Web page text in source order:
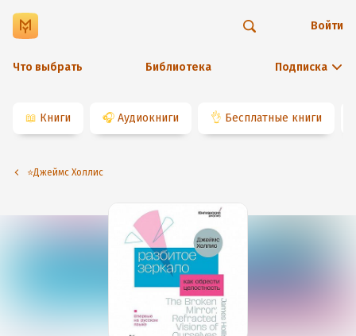
Что выбрать Библиотека Подписка
Войти
📖 Книги 🎧 Аудиокниги 👌 Бесплатные книги
⭐️Джеймс Холлис